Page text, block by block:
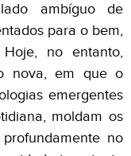
ambíguo de
para o bem,
no entanto,
nova, em que o
emergentes
moldam os
no